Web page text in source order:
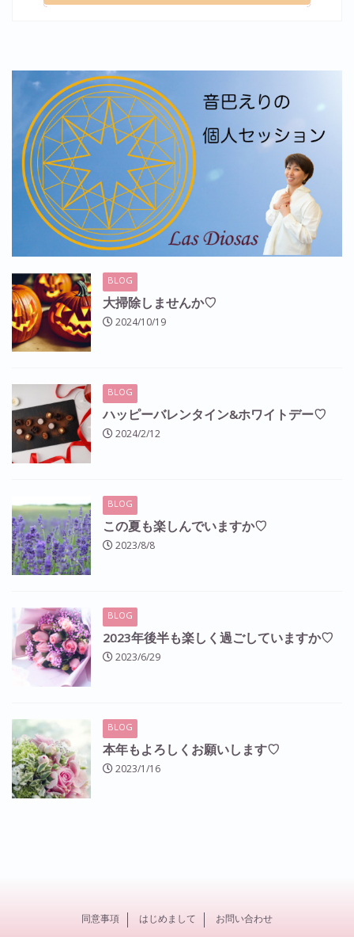
BLOG
大掃除しませんか♡
2024/10/19
BLOG
ハッピーバレンタイン&ホワイトデー♡
2024/2/12
BLOG
この夏も楽しんでいますか♡
2023/8/8
BLOG
2023年後半も楽しく過ごしていますか♡
2023/6/29
BLOG
本年もよろしくお願いします♡
2023/1/16
同意事項 はじめまして お問い合わせ